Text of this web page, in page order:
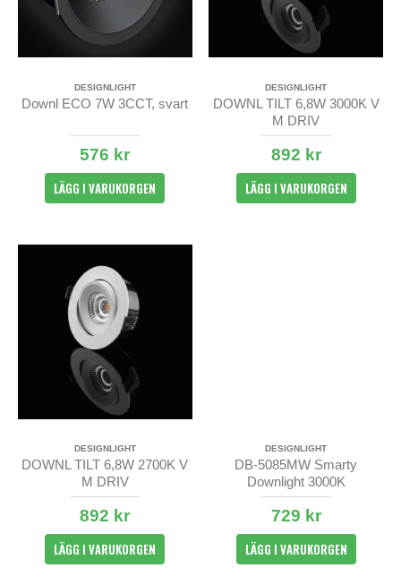
DESIGNLIGHT
Downl ECO 7W 3CCT, svart
576 kr
LÄGG I VARUKORGEN
DESIGNLIGHT
DOWNL TILT 6,8W 3000K V
M DRIV
892 kr
LÄGG I VARUKORGEN
DESIGNLIGHT
DOWNL TILT 6,8W 2700K V
M DRIV
892 kr
LÄGG I VARUKORGEN
DESIGNLIGHT
DB-5085MW Smarty
Downlight 3000K
729 kr
LÄGG I VARUKORGEN